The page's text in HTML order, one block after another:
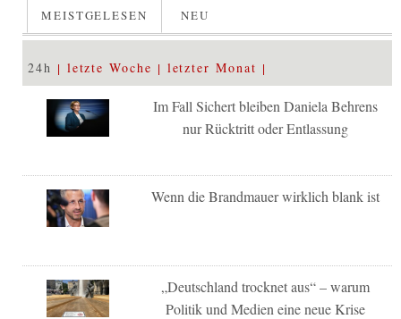
MEISTGELESEN NEU
24h letzte Woche letzter Monat
Im Fall Sichert bleiben Daniela Behrens
nur Rücktritt oder Entlassung
Wenn die Brandmauer wirklich blank ist
„Deutschland trocknet aus“ – warum
Politik und Medien eine neue Krise